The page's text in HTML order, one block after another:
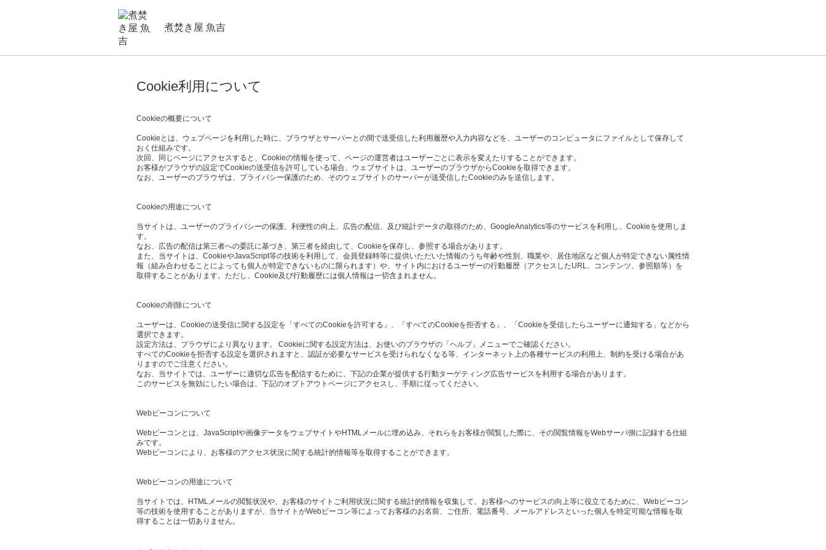
煮焚き屋 魚吉
Cookie利用について
Cookieの概要について
Cookieとは、ウェブページを利用した時に、ブラウザとサーバーとの間で送受信した利用履歴や入力内容などを、ユーザーのコンピュータにファイルとして保存して
おく仕組みです。
次回、同じページにアクセスすると、Cookieの情報を使って、ページの運営者はユーザーごとに表示を変えたりすることができます。
お客様がブラウザの設定でCookieの送受信を許可している場合、ウェブサイトは、ユーザーのブラウザからCookieを取得できます。
なお、ユーザーのブラウザは、プライバシー保護のため、そのウェブサイトのサーバーが送受信したCookieのみを送信します。
Cookieの用途について
当サイトは、ユーザーのプライバシーの保護、利便性の向上、広告の配信、及び統計データの取得のため、GoogleAnalytics等のサービスを利用し、Cookieを使用しま
す。
なお、広告の配信は第三者への委託に基づき、第三者を経由して、Cookieを保存し、参照する場合があります。
また、当サイトは、CookieやJavaScript等の技術を利用して、会員登録時等に提供いただいた情報のうち年齢や性別、職業や、居住地区など個人が特定できない属性情
報（組み合わせることによっても個人が特定できないものに限られます）や、サイト内におけるユーザーの行動履歴（アクセスしたURL、コンテンツ、参照順等）を
取得することがあります。ただし、Cookie及び行動履歴には個人情報は一切含まれません。
Cookieの削除について
ユーザーは、Cookieの送受信に関する設定を「すべてのCookieを許可する」、「すべてのCookieを拒否する」、「Cookieを受信したらユーザーに通知する」などから
選択できます。
設定方法は、ブラウザにより異なります。 Cookieに関する設定方法は、お使いのブラウザの「ヘルプ」メニューでご確認ください。
すべてのCookieを拒否する設定を選択されますと、認証が必要なサービスを受けられなくなる等、インターネット上の各種サービスの利用上、制約を受ける場合があ
りますのでご注意ください。
なお、当サイトでは、ユーザーに適切な広告を配信するために、下記の企業が提供する行動ターゲティング広告サービスを利用する場合があります。
このサービスを無効にしたい場合は、下記のオプトアウトページにアクセスし、手順に従ってください。
Webビーコンについて
Webビーコンとは、JavaScriptや画像データをウェブサイトやHTMLメールに埋め込み、それらをお客様が閲覧した際に、その閲覧情報をWebサーバ側に記録する仕組
みです。
Webビーコンにより、お客様のアクセス状況に関する統計的情報等を取得することができます。
Webビーコンの用途について
当サイトでは、HTMLメールの閲覧状況や、お客様のサイトご利用状況に関する統計的情報を収集して、お客様へのサービスの向上等に役立てるために、Webビーコン
等の技術を使用することがありますが、当サイトがWebビーコン等によってお客様のお名前、ご住所、電話番号、メールアドレスといった個人を特定可能な情報を取
得することは一切ありません。